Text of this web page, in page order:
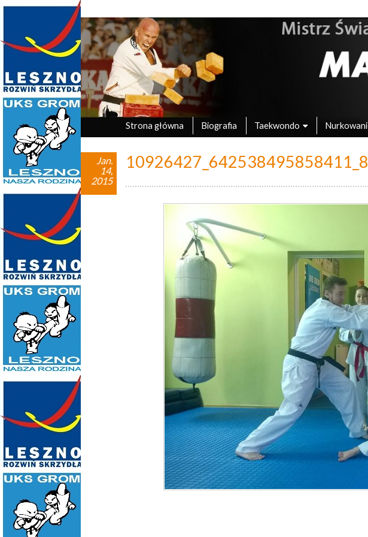
Marek Tyczyński – Mistrz
oficjalna strona UKS Grom Leszno
Strona główna Biografia Taekwondo
Jan.
14,
2015